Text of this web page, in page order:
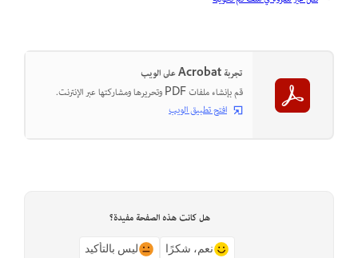
تجربة Acrobat على الويب
قم بإنشاء ملفات PDF وتحريرها ومشاركتها عبر الإنترنت.
افتح تطبيق الويب
هل كانت هذه الصفحة مفيدة؟
نعم، شكرًا ليس بالتأكيد